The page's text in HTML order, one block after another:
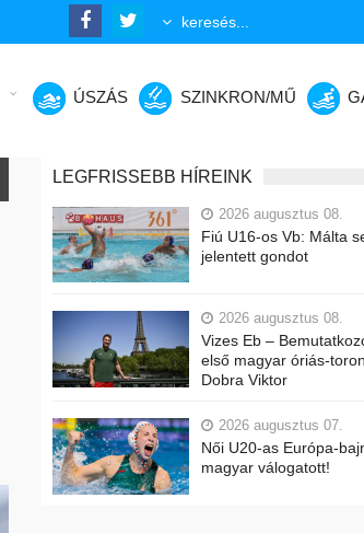
ÚSZÁS SZINKRON/MŰ
LEGFRISSEBB HÍREINK
2026 augusztus 08.
Fiú U16-os Vb: Málta
jelentett gondot
2026 augusztus 08.
Vizes Eb –
első magyar óriás-
Dobra Viktor
2026 augusztus 07.
Női U20-as Európa-
magyar válogatott!